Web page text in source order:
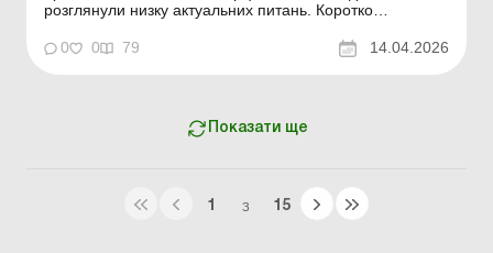
розглянули низку актуальних питань. Коротко
тижня в Uteka-Комерція. Шановні колеги! Коротко
ознайомлю вас із темами статей, опублікованих цього
0 0 79 14.04.2026
Показати ще
1 З 15